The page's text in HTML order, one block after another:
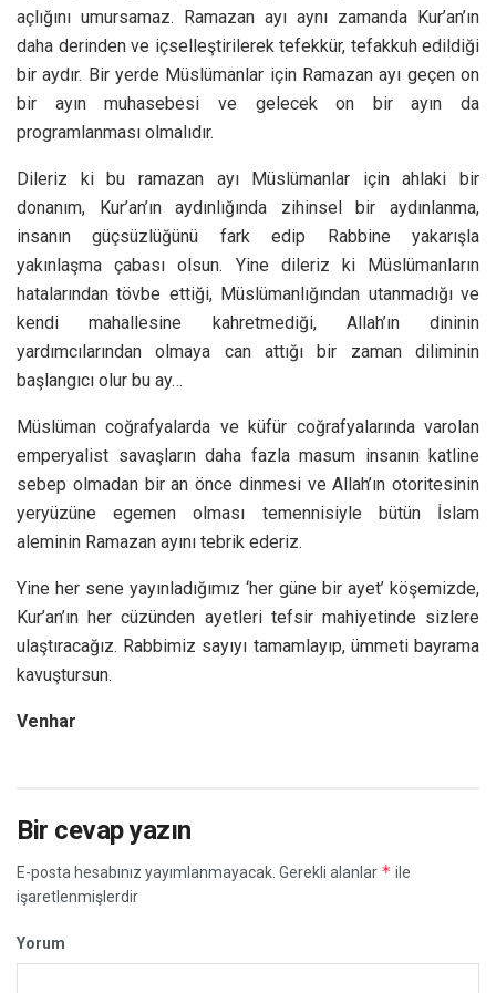
açlığını umursamaz. Ramazan ayı aynı zamanda Kur’an’ın
daha derinden ve içselleştirilerek tefekkür, tefakkuh edildiği
bir aydır. Bir yerde Müslümanlar için Ramazan ayı geçen on
bir ayın muhasebesi ve gelecek on bir ayın da
programlanması olmalıdır.
Dileriz ki bu ramazan ayı Müslümanlar için ahlaki bir
donanım, Kur’an’ın aydınlığında zihinsel bir aydınlanma,
insanın güçsüzlüğünü fark edip Rabbine yakarışla
yakınlaşma çabası olsun. Yine dileriz ki Müslümanların
hatalarından tövbe ettiği, Müslümanlığından utanmadığı ve
kendi mahallesine kahretmediği, Allah’ın dininin
yardımcılarından olmaya can attığı bir zaman diliminin
başlangıcı olur bu ay…
Müslüman coğrafyalarda ve küfür coğrafyalarında varolan
emperyalist savaşların daha fazla masum insanın katline
sebep olmadan bir an önce dinmesi ve Allah’ın otoritesinin
yeryüzüne egemen olması temennisiyle bütün İslam
aleminin Ramazan ayını tebrik ederiz.
Yine her sene yayınladığımız ‘her güne bir ayet’ köşemizde,
Kur’an’ın her cüzünden ayetleri tefsir mahiyetinde sizlere
ulaştıracağız. Rabbimiz sayıyı tamamlayıp, ümmeti bayrama
kavuştursun.
Venhar
Bir cevap yazın
E-posta hesabınız yayımlanmayacak. Gerekli alanlar * ile
işaretlenmişlerdir
Yorum